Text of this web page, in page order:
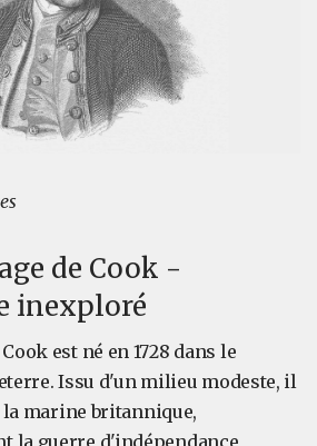
de Cook -
inexploré
est né en 1728 dans le
Issu d'un milieu modeste, il
marine britannique,